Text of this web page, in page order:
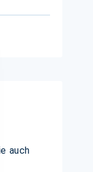
auch